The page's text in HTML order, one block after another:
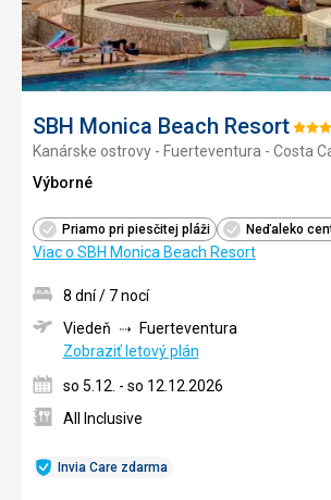
SBH Monica Beach Resort
3/5
Kanárske ostrovy - Fuerteventura - Costa
Výborné
Priamo pri piesčitej pláži Neďaleko
Viac o SBH Monica Beach Resort
Invia Care zdarma
8 dní / 7 nocí
Viedeň
Fuerteventura
Zobraziť letový plán
so 5.12. - so 12.12.2026
All Inclusive